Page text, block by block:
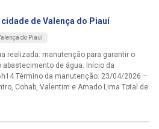
de Valença do Piauí
do Piauí
realizada: manutenção para garantir o
de água. Início da
Término da manutenção: 23/04/2026 –
Cohab, Valentim e Amado Lima Total de